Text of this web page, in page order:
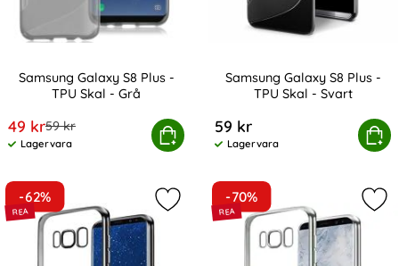
Samsung Galaxy S8 Plus -
TPU Skal - Grå
rea pris
49 krtidigare pris
59 kr
Tillgänglighet:
Lagervara
Köp
Samsung Galaxy S8 Plus - TPU Skal - Grå
Samsung Galaxy S8 Plus -
TPU Skal - Svart
59 kr
Tillgänglighet:
Lagervara
Köp
Samsung Galaxy S8
-62%
Markera samsung Galaxy S8 Plus
-70%